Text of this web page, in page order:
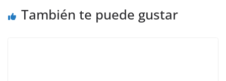
También te puede gustar